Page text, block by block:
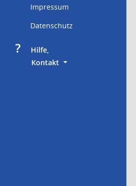
Impressum
Datenschutz
?
     Hilfe,
Kontakt